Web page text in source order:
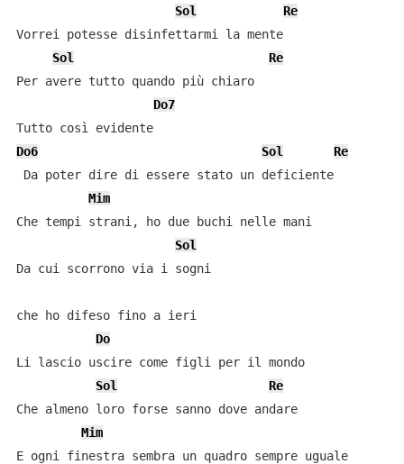
Sol
Re
Vorrei potesse disinfettarmi la mente
Sol
Re
Per avere tutto quando più chiaro
Do7
Tutto così evidente
Do6
Sol
Re
Da poter dire di essere stato un deficiente
Mim
Che tempi strani, ho due buchi nelle mani
Sol
Da cui scorrono via i sogni
che ho difeso fino a ieri
Do
Li lascio uscire come figli per il mondo
Sol
Re
Che almeno loro forse sanno dove andare
Mim
E ogni finestra sembra un quadro sempre uguale